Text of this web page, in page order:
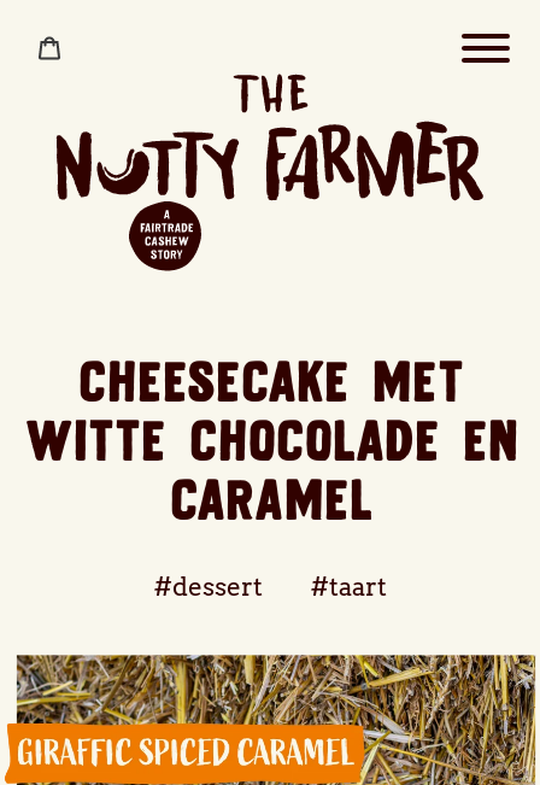
Cart
Cheesecake met
witte chocolade en
caramel
#dessert #taart